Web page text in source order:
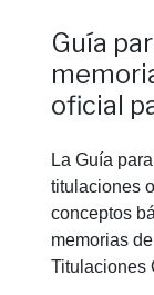
Guía
oficial
La Guía
titulaciones
conceptos
memorias
Titulaciones